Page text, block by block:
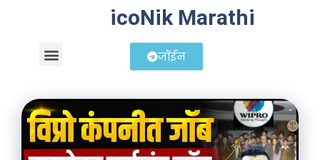
icoNik Marathi
जॉईन